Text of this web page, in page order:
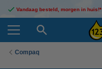
Vandaag besteld, morgen in huis!*
Compaq